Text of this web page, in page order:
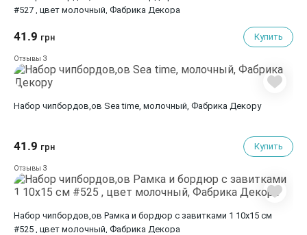
#527 , цвет молочный, Фабрика Декора
41.9 грн Купить
Отзывы 3
Набор чипбордов,ов Sea time, молочный, Фабрика Декору
41.9 грн Купить
Отзывы 3
Набор чипбордов,ов Рамка и бордюр с завитками 1 10х15 см
#525 , цвет молочный, Фабрика Декора